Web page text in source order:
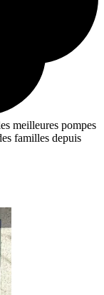
meilleures pompes
familles depuis